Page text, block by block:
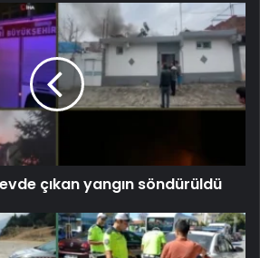
çıkan yangın söndürüldü